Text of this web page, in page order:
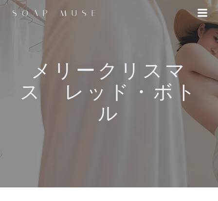
へ
ス
キ
プ
SOAP MUSE
メリークリスマ
ス レッド・ボト
ル